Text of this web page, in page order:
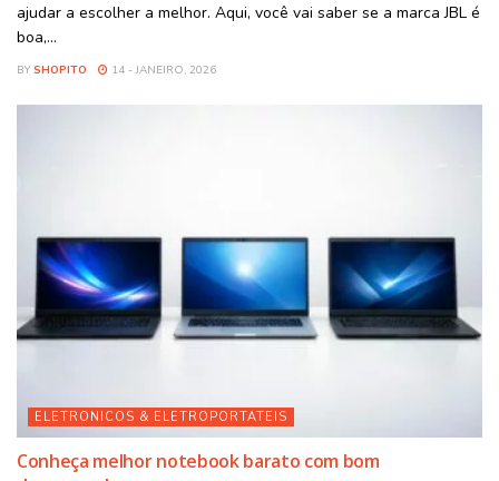
ajudar a escolher a melhor. Aqui, você vai saber se a marca JBL é
boa,...
BY SHOPITO 14 - JANEIRO, 2026
ELETRONICOS & ELETROPORTATEIS
Conheça melhor notebook barato com bom